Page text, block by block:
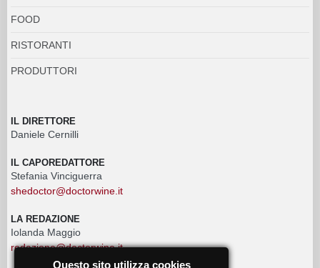
FOOD
RISTORANTI
PRODUTTORI
IL DIRETTORE
Daniele Cernilli
IL CAPOREDATTORE
Stefania Vinciguerra
shedoctor@doctorwine.it
LA REDAZIONE
Iolanda Maggio
redazione@doctorwine.it
Questo sito utilizza cookies